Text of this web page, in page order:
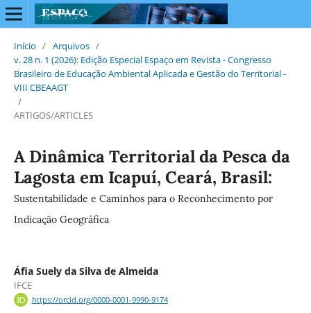
Início / Arquivos /
v. 28 n. 1 (2026): Edição Especial Espaço em Revista - Congresso
Brasileiro de Educação Ambiental Aplicada e Gestão do Territorial -
VIII CBEAAGT
/
ARTIGOS/ARTICLES
A Dinâmica Territorial da Pesca da
Lagosta em Icapuí, Ceará, Brasil:
Sustentabilidade e Caminhos para o Reconhecimento por
Indicação Geográfica
Áfia Suely da Silva de Almeida
IFCE
https://orcid.org/0000-0001-9990-9174